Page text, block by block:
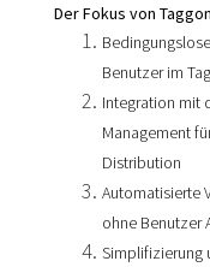
Der Fokus von
Benutzer im
Integration mit
Management
Distribution
Automatisierte
ohne Benutzer
Simplifizierung